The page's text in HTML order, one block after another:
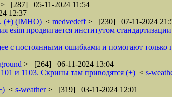
> [287] 05-11-2024 11:54
12:37
(+) (IMHO) < medvedeff> [230] 07-11-2024
esim продвигается институтом
с постоянными ошибками и помогают только
> [264] 06-11-2024 13:04
и 1103. Скрины там приводятся (+) < s-
< s-weather> [319] 03-11-2024 12:01